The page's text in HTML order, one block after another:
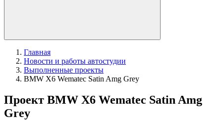
Главная
Новости и работы автостудии
Выполненные проекты
BMW X6 Wematec Satin Amg Grey
Проект BMW X6 Wematec Satin Amg
Grey